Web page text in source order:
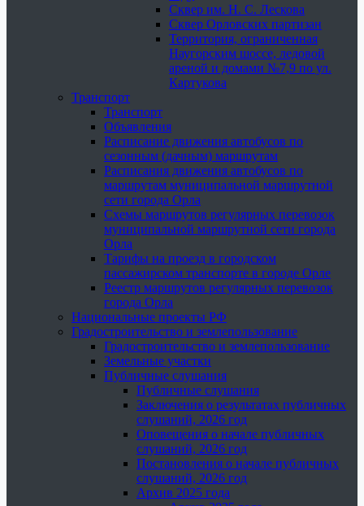
Сквер им. Н. С. Лескова
Сквер Орловских партизан
Территория, ограниченная
Наугорским шоссе, ледовой
ареной и домами №7,9 по ул.
Картукова
Транспорт
Транспорт
Объявления
Расписание движения автобусов по
сезонным (дачным) маршрутам
Расписания движения автобусов по
маршрутам муниципальной маршрутной
сети города Орла
Схемы маршрутов регулярных перевозок
муниципальной маршрутной сети города
Орла
Тарифы на проезд в городском
пассажирском транспорте в городе Орле
Реестр маршрутов регулярных перевозок
города Орла
Национальные проекты РФ
Градостроительство и землепользование
Градостроительство и землепользование
Земельные участки
Публичные слушания
Публичные слушания
Заключения о результатах публичных
слушаний, 2026 год
Оповещения о начале публичных
слушаний, 2026 год
Постановления о начале публичных
слушаний, 2026 год
Архив 2025 года